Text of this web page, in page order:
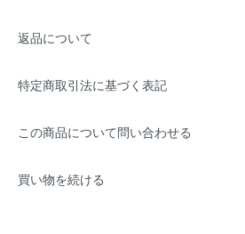
返品について
特定商取引法に基づく表記
この商品について問い合わせる
買い物を続ける